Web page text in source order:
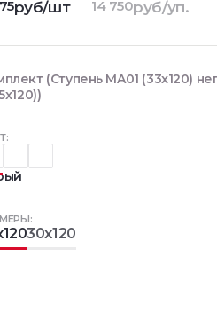
30x120
руб/шт 14 750руб/уп.
(Ступень MA01 (33x120)